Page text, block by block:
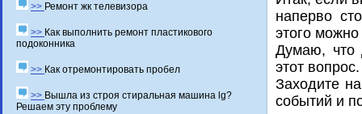
>> Ремонт жк телевизора
>> Как выполнить ремонт пластикового
подоконника
>> Как отремонтировать пробел
>> Вышла из строя стиральная машина lg?
Решаем эту проблему
наперво
этогο
Думаю, что
этот вопрοс.
Заходите
сοбытий и